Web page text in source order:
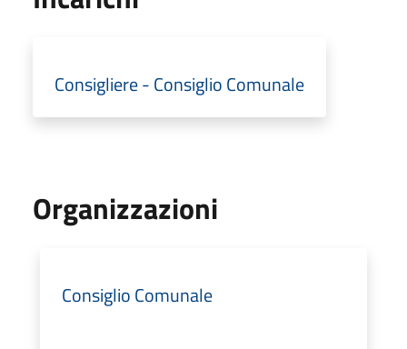
Consigliere - Consiglio Comunale
Organizzazioni
Consiglio Comunale